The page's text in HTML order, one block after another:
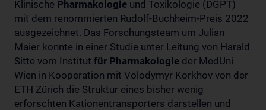
Klinische Pharmakologie und Toxikologie (DGPT)
mit dem renommierten Rudolf-Buchheim-Preis 2022
ausgezeichnet. Das Forschungsteam um Julian
Maier konnte in einer Studie unter Leitung von Harald
Sitte vom Institut für Pharmakologie der MedUni
Wien in Kooperation mit Volodymyr Korkhov von der
ETH Zürich die Struktur eines bisher wenig
erforschten Kationentransporters darstellen und